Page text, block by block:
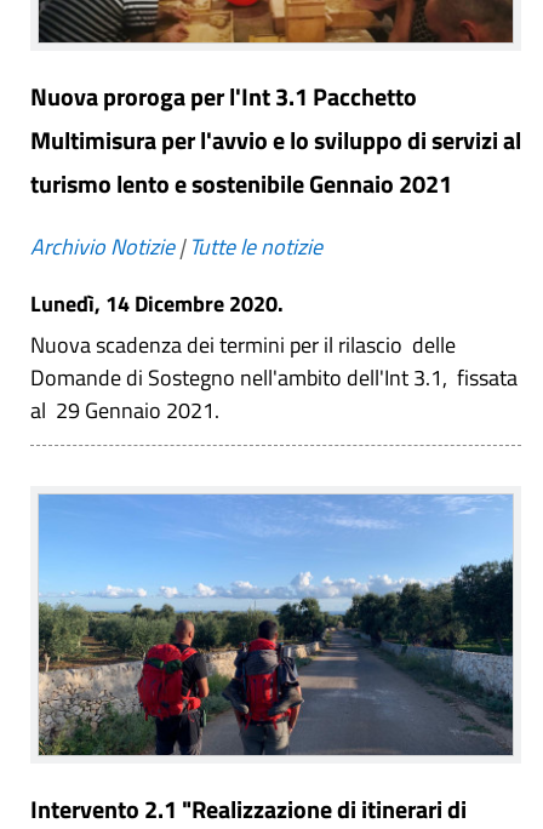
Nuova proroga per l'Int 3.1 Pacchetto
Multimisura per l'avvio e lo sviluppo di servizi al
turismo lento e sostenibile Gennaio 2021
Archivio Notizie|Tutte le notizie
Lunedì, 14 Dicembre 2020.
Nuova scadenza dei termini per il rilascio delle
Domande di Sostegno nell'ambito dell'Int 3.1, fissata
al 29 Gennaio 2021.
Intervento 2.1 "Realizzazione di itinerari di